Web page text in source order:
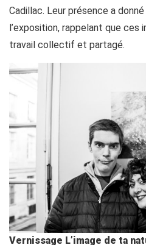
Cadillac. Leur présence a
l’exposition, rappelant que ces
travail collectif et partagé.
Vernissage L’image de ta